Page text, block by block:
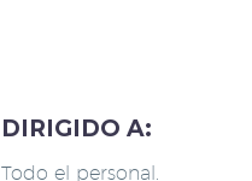
DIRIGIDO A:
Todo el personal.